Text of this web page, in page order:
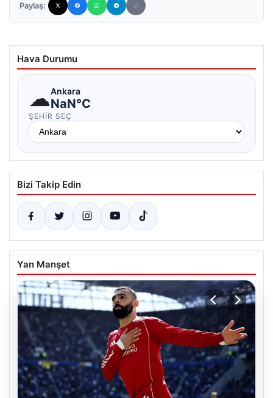
Paylaş:
Hava Durumu
☁Ankara
NaN°C
ŞEHIR SEÇ
Bizi Takip Edin
Yan Manşet